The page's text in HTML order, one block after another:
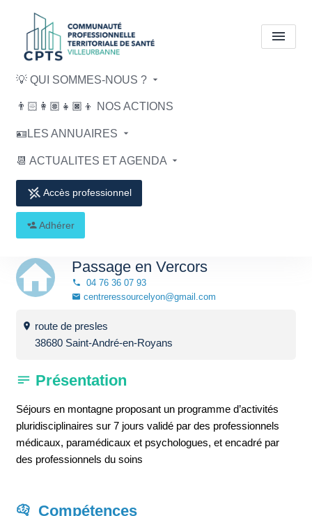
💡 QUI SOMMES-NOUS ?
👨🏻‍👩🏽‍👧🏿‍👦 NOS ACTIONS
🪪LES ANNUAIRES
📆 ACTUALITES ET AGENDA
Accès professionnel
Adhérer
Passage en Vercors
Accueil
Retour
Passage en Vercors
04 76 36 07 93
centreressourcelyon@gmail.com
route de presles
38680 Saint-André-en-Royans
Présentation
Séjours en montagne proposant un programme d’activités
pluridisciplinaires sur 7 jours validé par des professionnels
médicaux, paramédicaux et psychologues, et encadré par
des professionnels du soins
Compétences